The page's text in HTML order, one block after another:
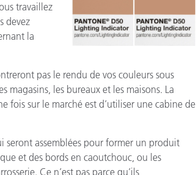
travaillez
devez
la
pas le rendu de vos couleurs sous
magasins, les bureaux et les maisons. La
fois sur le marché est d’utiliser une cabine de
seront assemblées pour former un produit
et des bords en caoutchouc, ou les
Ce n’est pas parce qu’ils